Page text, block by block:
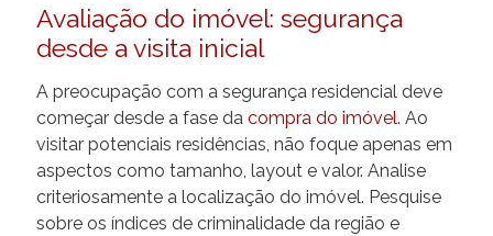
Avaliação do imóvel: segurança
desde a visita inicial
A preocupação com a segurança residencial deve
começar desde a fase da compra do imóvel. Ao
visitar potenciais residências, não foque apenas em
aspectos como tamanho, layout e valor. Analise
criteriosamente a localização do imóvel. Pesquise
sobre os índices de criminalidade da região e